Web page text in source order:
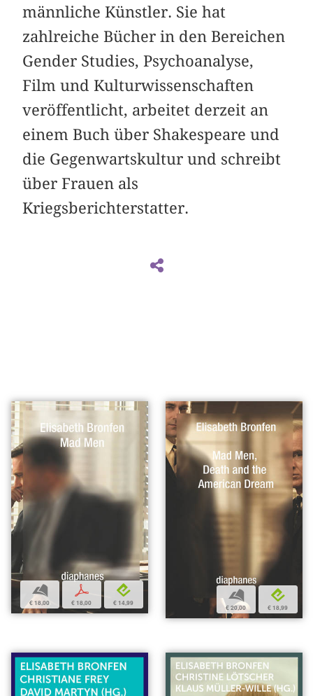
männliche Künstler. Sie hat
zahlreiche Bücher in den Bereichen
Gender Studies, Psychoanalyse,
Film und Kulturwissenschaften
veröffentlicht, arbeitet derzeit an
einem Buch über Shakespeare und
die Gegenwartskultur und schreibt
über Frauen als
Kriegsberichterstatter.
b
€ 18,00
p
€ 18,00
e
€ 14,99 b
€ 20,00
e
€ 18,99